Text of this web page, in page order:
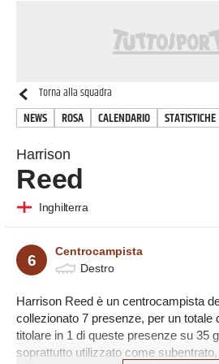
Torna alla squadra
NEWS ROSA CALENDARIO STATISTICHE
Harrison
Reed
Inghilterra
6
Centrocampista
Destro
Harrison Reed è un centrocampista
collezionato 7 presenze, per un totale
titolare in 1 di queste presenze su 35
soprattutto utilizzato come